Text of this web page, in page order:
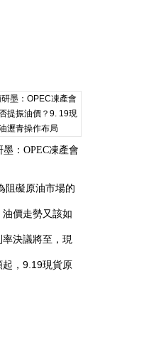
墨：OPEC凍產會
阻礙原油市場的
形成價走勢又該如
氣操作布局
決議將至，現
備
起，9.19現貨原